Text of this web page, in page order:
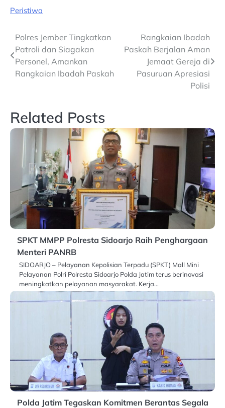
Peristiwa
Post
navigation
Polres Jember Tingkatkan
Patroli dan Siagakan
Personel, Amankan
Rangkaian Ibadah Paskah
Rangkaian Ibadah
Paskah Berjalan Aman
Jemaat Gereja di
Pasuruan Apresiasi
Polisi
Related Posts
SPKT MMPP Polresta Sidoarjo Raih Penghargaan
Menteri PANRB
SIDOARJO – Pelayanan Kepolisian Terpadu (SPKT) Mall Mini
Pelayanan Polri Polresta Sidoarjo Polda Jatim terus berinovasi
meningkatkan pelayanan masyarakat. Kerja…
Polda Jatim Tegaskan Komitmen Berantas Segala